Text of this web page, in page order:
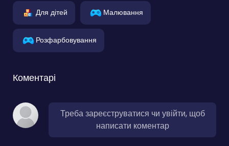
Для дітей Малювання
Розфарбовування
Коментарі
Треба зареєструватися чи увійти, щоб
написати коментар